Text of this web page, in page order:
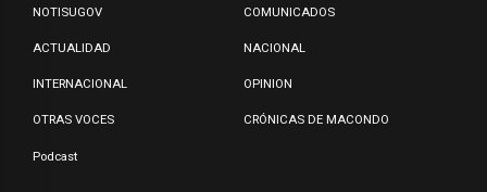
NOTISUGOV COMUNICADOS
ACTUALIDAD NACIONAL
INTERNACIONAL OPINION
OTRAS VOCES CRÓNICAS DE MACONDO
Podcast